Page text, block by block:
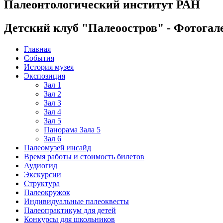
Палеонтологический институт РАН
Детский клуб "Палеоостров" -
Главная
События
История музея
Экспозиция
Зал 1
Зал 2
Зал 3
Зал 4
Зал 5
Панорама Зала 5
Зал 6
Палеомузей инсайд
Время работы и стоимость билетов
Аудиогид
Экскурсии
Структура
Палеокружок
Индивидуальные палеоквесты
Палеопрактикум для детей
Конкурсы для школьников